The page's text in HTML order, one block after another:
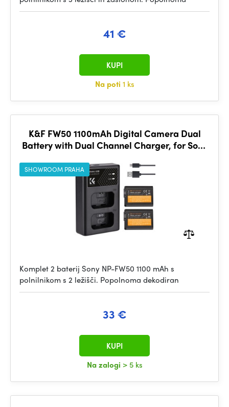
41 €
Na poti 1 ks
KUPI
K&F FW50 1100mAh Digital Camera Dual
Battery with Dual Channel Charger, for Sony
SHOWROOM PRAHA
Komplet 2 baterij Sony NP-FW50 1100 mAh s
polnilnikom s 2 ležišči. Popolnoma dekodiran
33 €
Na zalogi > 5 ks
KUPI